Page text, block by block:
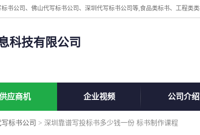
科技有限公司
应商机 企业视频 公司介绍
标书公司 > 深圳靠谱写投标书多少钱一份 标书制作课程